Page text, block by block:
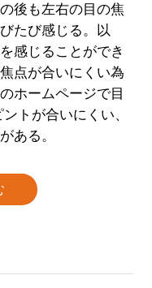
後も左右の目の焦
たび感じる。以
感じることができ
点が合いにくい為
ホームページで目
トが合いにくい、
ある。